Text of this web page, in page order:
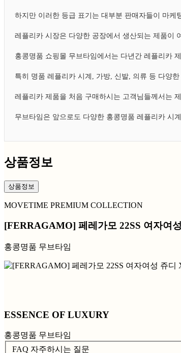
하지만 이러한 등급 표기는 대부분 판매자들이 마케
레플리카 시장은 다양한 공장에서 생산되는 제품이
홍콩명품 쇼핑몰 무브타임에서는 다년간 레플리카
특히 명품 레플리카 시계, 가방, 신발, 의류 등 다양
레플리카 제품을 처음 구매하시는 고객님들께서는
무브타임은 앞으로도 다양한 홍콩명품 레플리카 시
상품정보
상품정보
MOVETIME PREMIUM COLLECTION
[FERRAGAMO] 페레가모 22SS 여자여
홍콩명품 무브타임
ESSENCE OF LUXURY
홍콩명품 무브타임
FAQ 자주하시는 질문